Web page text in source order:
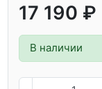
17 190 ₽
В наличии